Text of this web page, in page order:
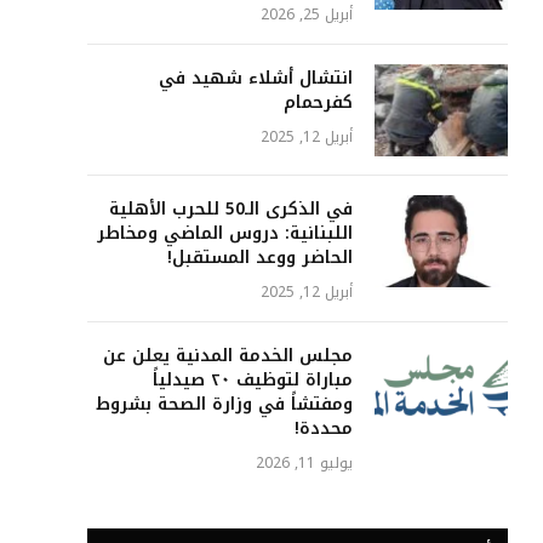
أبريل 25, 2026
انتشال أشلاء شهيد في
كفرحمام
أبريل 12, 2025
في الذكرى الـ50 للحرب الأهلية
اللبنانية: دروس الماضي ومخاطر
الحاضر ووعد المستقبل!
أبريل 12, 2025
مجلس الخدمة المدنية يعلن عن
مباراة لتوظيف ٢٠ صيدلياً
ومفتشاً في وزارة الصحة بشروط
محددة!
يوليو 11, 2026